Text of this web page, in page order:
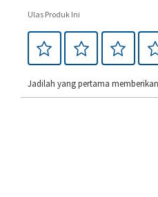
Ulas Produk Ini
Jadilah yang pertama